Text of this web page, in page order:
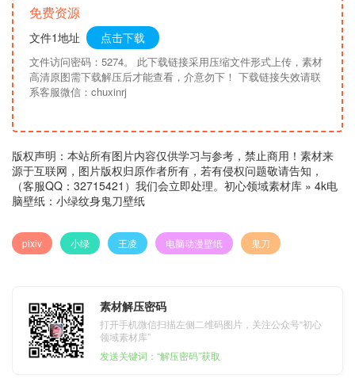
免费资源
文件1地址 点击下载
文件访问密码：5274。 此下载链接采用压缩文件形式上传，素材
高清原图需下载解压后才能查看，介意勿下！ 下载链接失效请联
系客服微信：chuxinrj
版权声明：本站所有图片内容仅供学习与参考，禁止商用！素材来
源于互联网，图片版权归原作者所有，若有侵权问题敬请告知，
（客服QQ：32715421）我们会立即处理。 初心领域素材库 » 4k电
脑壁纸：小绿纹身鬼刀壁纸
pixiv 小绿 王凌 电脑动漫壁纸 鬼刀
素材解压密码
打开手机微信扫描左侧二维码图片，关注公众号“初心
领域素材库”
发送关键词：“解压密码”获取